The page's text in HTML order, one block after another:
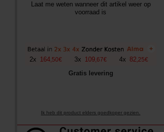
Laat me weten wanneer dit artikel weer op
voorraad is
+
2x 164, 50€ 3x 109 67€ 4x 82 25€
Gratis levering
Ik heb dit product elders goedkoper gezien.